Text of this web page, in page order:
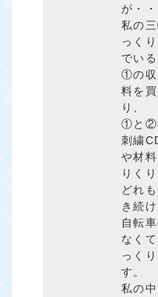
が・・
私の
っく
でい
①の収
料を
り、
①と②
刺繍
や材
りく
どれ
き続
自転
なく
っく
す。
私の